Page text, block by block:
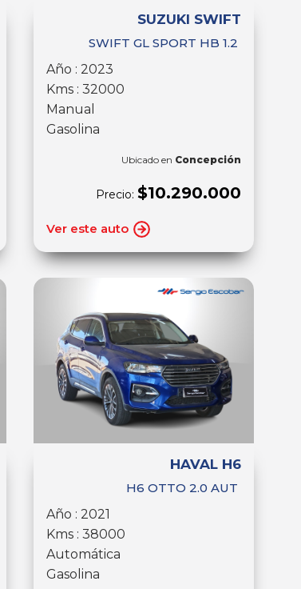
SUZUKI SWIFT
SWIFT GL SPORT HB 1.2
Año : 2023
Kms : 32000
Manual
Gasolina
Ubicado en Concepción
Precio: $10.290.000
Ver este auto
HAVAL H6
H6 OTTO 2.0 AUT
Año : 2021
Kms : 38000
Automática
Gasolina